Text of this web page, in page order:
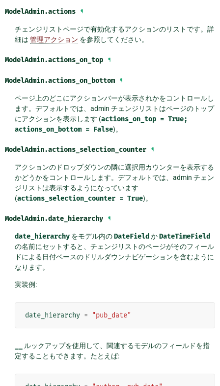
ModelAdmin.actions ¶
チェンジリストページで有効化するアクションのリストです。詳
細は 管理アクション を参照してください。
ModelAdmin.actions_on_top ¶
ModelAdmin.actions_on_bottom ¶
ページ上のどこにアクションバーが表示されかをコントロールし
ます。デフォルトでは、admin チェンジリストはページのトップ
にアクションを表示します (actions_on_top = True;
actions_on_bottom = False)。
ModelAdmin.actions_selection_counter ¶
アクションのドロップダウンの隣に選択用カウンターを表示する
かどうかをコントロールします。デフォルトでは、admin チェン
ジリストは表示するようになっています
(actions_selection_counter = True)。
ModelAdmin.date_hierarchy ¶
date_hierarchyをモデル内のDateField かDateTimeField
の名前にセットすると、チェンジリストのページがそのフィール
ドによる日付ベースのドリルダウンナビゲーションを含むように
なります。
実装例:
date_hierarchy = "pub_date"
ルックアップを使用して、関連するモデルのフィールドを指
定することもできます。たとえば: